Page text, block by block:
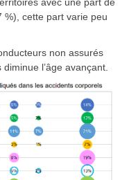
%), cette part varie peu
non assurés
l’âge avançant.